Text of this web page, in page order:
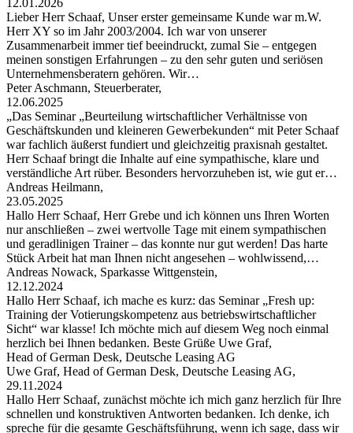
12.01.2026
Lieber Herr Schaaf, Unser erster gemeinsame Kunde war m.W.
Herr XY so im Jahr 2003/2004. Ich war von unserer
Zusammenarbeit immer tief beeindruckt, zumal Sie – entgegen
meinen sonstigen Erfahrungen – zu den sehr guten und seriösen
Unternehmensberatern gehören. Wir…
Peter Aschmann, Steuerberater,
12.06.2025
„Das Seminar „Beurteilung wirtschaftlicher Verhältnisse von
Geschäftskunden und kleineren Gewerbekunden“ mit Peter Schaaf
war fachlich äußerst fundiert und gleichzeitig praxisnah gestaltet.
Herr Schaaf bringt die Inhalte auf eine sympathische, klare und
verständliche Art rüber. Besonders hervorzuheben ist, wie gut er…
Andreas Heilmann,
23.05.2025
Hallo Herr Schaaf, Herr Grebe und ich können uns Ihren Worten
nur anschließen – zwei wertvolle Tage mit einem sympathischen
und geradlinigen Trainer – das konnte nur gut werden! Das harte
Stück Arbeit hat man Ihnen nicht angesehen – wohlwissend,…
Andreas Nowack, Sparkasse Wittgenstein,
12.12.2024
Hallo Herr Schaaf, ich mache es kurz: das Seminar „Fresh up:
Training der Votierungskompetenz aus betriebswirtschaftlicher
Sicht“ war klasse! Ich möchte mich auf diesem Weg noch einmal
herzlich bei Ihnen bedanken. Beste Grüße Uwe Graf,
Head of German Desk, Deutsche Leasing AG
Uwe Graf, Head of German Desk, Deutsche Leasing AG,
29.11.2024
Hallo Herr Schaaf, zunächst möchte ich mich ganz herzlich für Ihre
schnellen und konstruktiven Antworten bedanken. Ich denke, ich
spreche für die gesamte Geschäftsführung, wenn ich sage, dass wir